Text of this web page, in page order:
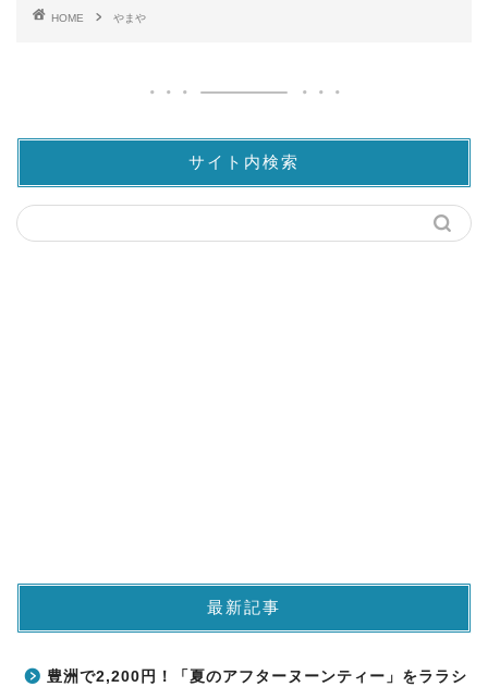
HOME やまや
サイト内検索
最新記事
豊洲で2,200円！「夏のアフターヌーンティー」をララシ